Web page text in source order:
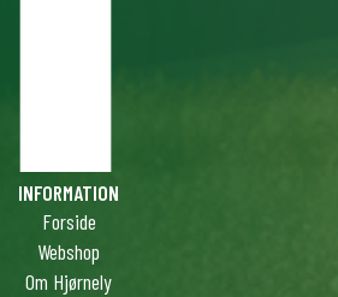
INFORMATION
Forside
Webshop
Om Hjørnely